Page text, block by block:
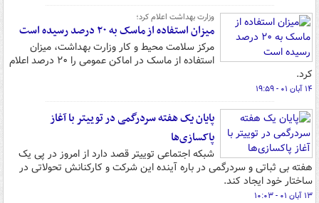
وزارت بهداشت اعلام کرد؛
میزان استفاده از ماسک به ۲۰ درصد رسیده است
مرکز سلامت محیط و کار وزارت بهداشت، میزان
استفاده از ماسک در اماکن عمومی را ۲۰ درصد اعلام
کرد.
۱۴ آبان ۰۱ - ۱۹:۵۹
پایان یک هفته سردرگمی در توییتر با آغاز
پاکسازی‌ها
شبکه اجتماعی توییتر قصد دارد از امروز در پی یک
هفته بی ثباتی و سردرگمی در باره آینده این شرکت و کارکنانش تحولاتی در
ساختار خود ایجاد کند.
۱۳ آبان ۰۱ - ۱۰:۰۳